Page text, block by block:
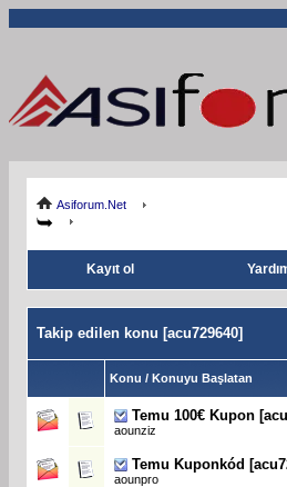
Asiforum.Net
Kayıt ol
Takip edilen konu [acu729640]
Konu / Konuyu Başlatan
Temu 100€ Kupon
aounziz
Temu Kuponkód
aounpro